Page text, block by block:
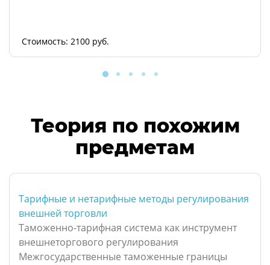
Стоимость: 2100 руб.
Теория по похожим
предметам
Тарифные и нетарифные методы регулирования
внешней торговли
Таможенно-тарифная система как инструмент
внешнеторгового регулирования
Межгосударственные таможенные границы